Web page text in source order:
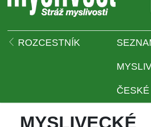
ROZCESTNÍK
MYSLIVECKÉ